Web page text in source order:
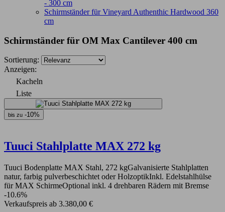
- 300 cm
Schirmständer für Vineyard Authenthic Hardwood 360
cm
Schirmständer für OM Max Cantilever 400 cm
Sortierung:
Anzeigen:
Kacheln
Liste
bis zu -10%
Tuuci Stahlplatte MAX 272 kg
Tuuci Bodenplatte MAX Stahl, 272 kgGalvanisierte Stahlplatten
natur, farbig pulverbeschichtet oder HolzoptikInkl. Edelstahlhülse
für MAX SchirmeOptional inkl. 4 drehbaren Rädern mit Bremse
-10.6%
Verkaufspreis ab 3.380,00 €